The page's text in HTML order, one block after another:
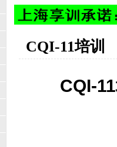
CQI-11培训
CQI-